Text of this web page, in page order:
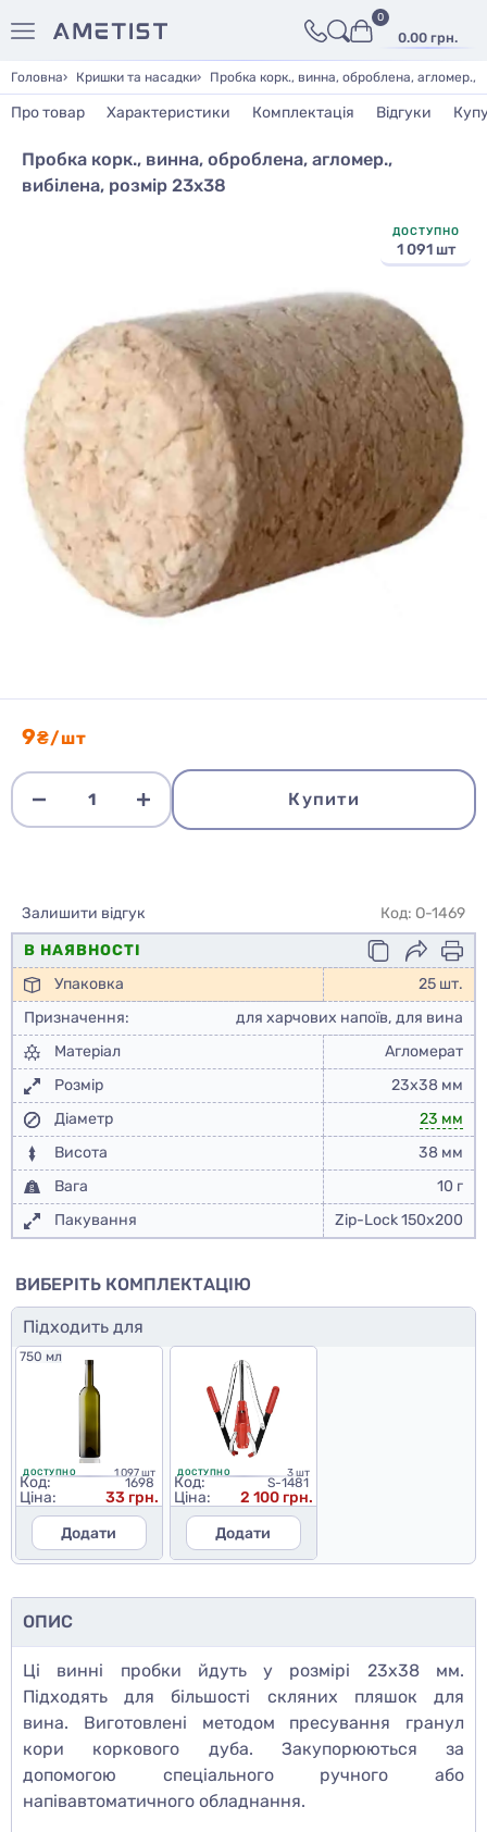
0.00 грн.
0
Головна Кришки та насадки Пробка корк., винна, оброблена, агломер.,
Про товар Характеристики Комплектація Відгуки
Пробка корк., винна, оброблена, агломер.,
вибілена, розмір 23х38
ДОСТУПНО
1 091 шт
9₴/шт
Купити
Залишити відгук
Код: O-1469
В НАЯВНОСТІ
Упаковка
25 шт.
Призначення:
для харчових напоїв, для вина
Матеріал
Агломерат
Розмір
23х38 мм
Діаметр
23 мм
Висота
38 мм
Вага
10 г
Пакування
Zip-Lock 150x200
ВИБЕРІТЬ КОМПЛЕКТАЦІЮ
Підходить для
750 мл
ДОСТУПНО 1 097 шт
Код: 1698
Ціна:
33 грн.
Додати
ДОСТУПНО 3 шт
Код: S-1481
Ціна:
2 100 грн.
Додати
ОПИС
Ці винні пробки йдуть у розмірі 23х38 мм.
Підходять для більшості скляних пляшок для
вина. Виготовлені методом пресування гранул
кори коркового дуба. Закупорюються за
допомогою спеціального ручного або
напівавтоматичного обладнання.